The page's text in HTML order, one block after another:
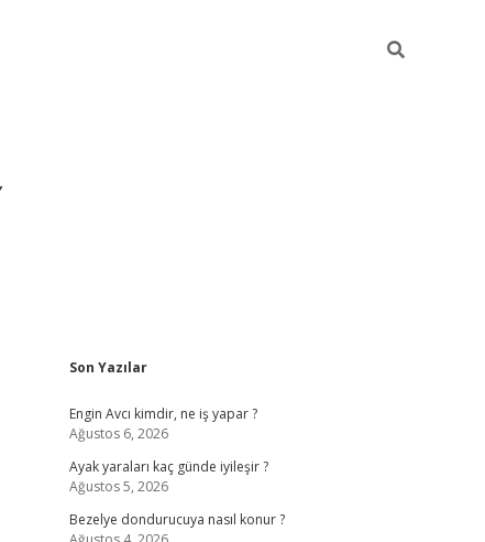
Sidebar
Son Yazılar
Engin Avcı kimdir, ne iş yapar ?
Ağustos 6, 2026
Ayak yaraları kaç günde iyileşir ?
Ağustos 5, 2026
Bezelye dondurucuya nasıl konur ?